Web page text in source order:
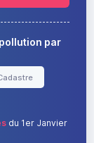
par
du 1er Janvier